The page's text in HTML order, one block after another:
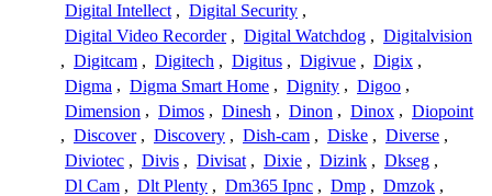
Digital Intellect , Digital Security ,
Digital Video Recorder , Digital Watchdog , Digitalvision
, Digitcam , Digitech , Digitus , Digivue , Digix ,
Digma , Digma Smart Home , Dignity , Digoo ,
Dimension , Dimos , Dinesh , Dinon , Dinox , Diopoint
, Discover , Discovery , Dish-cam , Diske , Diverse ,
Diviotec , Divis , Divisat , Dixie , Dizink , Dkseg ,
Dl Cam , Dlt Plenty , Dm365 Ipnc , Dmp , Dmzok ,